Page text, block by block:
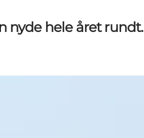
nyde hele året rundt.